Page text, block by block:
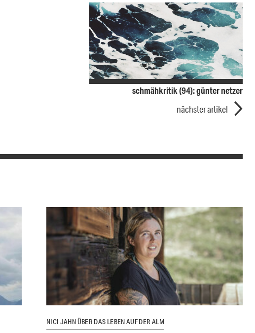
schmähkritik (94): günter netzer
nächster artikel
NICI JAHN ÜBER DAS LEBEN AUF DER ALM